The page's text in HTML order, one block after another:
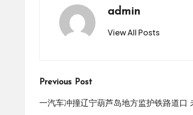
admin
View All Posts
Post
navigation
Previous Post
一汽车冲撞辽宁葫芦岛地方监护铁路道口